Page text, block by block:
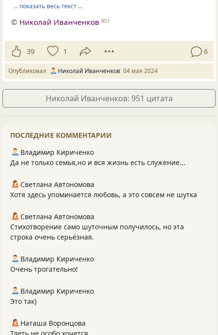
… показать весь текст …
© Николай Иванченков 951
39 1 6
Опубликовал Николай Иванченков 04 мая 2024
Николай Иванченков: 951 цитата
ПОСЛЕДНИЕ КОММЕНТАРИИ
Владимир Кириченко
Да не только семья,но и вся жизнь есть служение...
Светлана Автономова
Хотя здесь упоминается любовь, а это совсем не шутка
Светлана Автономова
Стихотворение само шуточным получилось, но эта
строка очень серьёзная.
Владимир Кириченко
Очень трогательно!
Владимир Кириченко
Это так)
Наташа Воронцова